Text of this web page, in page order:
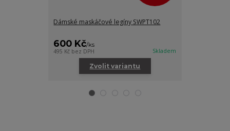
Dámské maskáčové legíny SWPT102
600 Kč/ks
495 Kč bez DPH Skladem
Zvolit variantu